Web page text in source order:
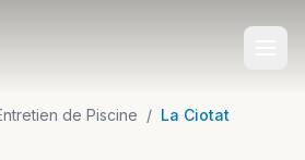
de Piscine / La Ciotat